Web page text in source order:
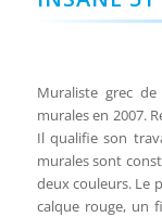
Muraliste grec
murales en 2007.
Il qualifie son
murales sont
deux couleurs. Le
calque rouge, un